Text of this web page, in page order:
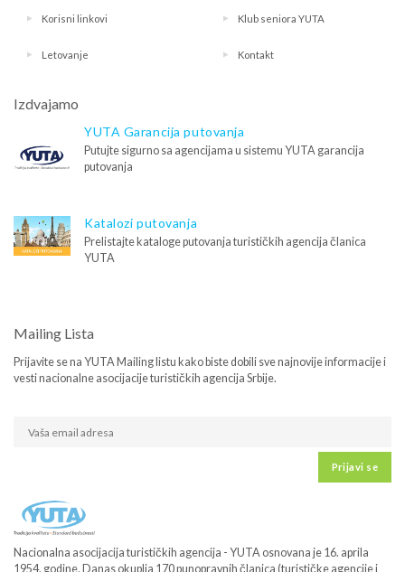
Korisni linkovi Klub seniora YUTA
Letovanje Kontakt
Izdvajamo
YUTA Garancija putovanja
Putujte sigurno sa agencijama u sistemu YUTA garancija
putovanja
Katalozi putovanja
Prelistajte kataloge putovanja turističkih agencija članica
YUTA
Mailing Lista
Prijavite se na YUTA Mailing listu kako biste dobili sve najnovije informacije i
vesti nacionalne asocijacije turističkih agencija Srbije.
Prijavi se
Nacionalna asocijacija turističkih agencija - YUTA osnovana je 16. aprila
1954. godine. Danas okuplja 170 punopravnih članica (turističke agencije i